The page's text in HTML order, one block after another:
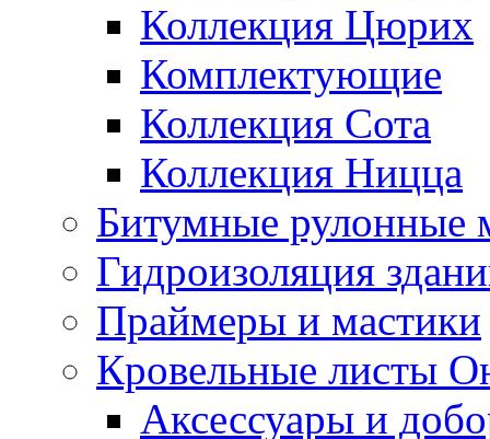
Коллекция Цюрих
Комплектующие
Коллекция Сота
Коллекция Ницца
Битумные рулонные
Гидроизоляция
Праймеры и мастики
Кровельные листы
Аксессуары и